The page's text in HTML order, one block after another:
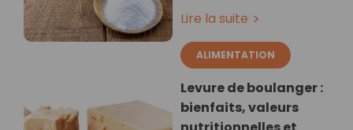
Lire la suite
ALIMENTATION
Levure de boulanger :
bienfaits, valeurs